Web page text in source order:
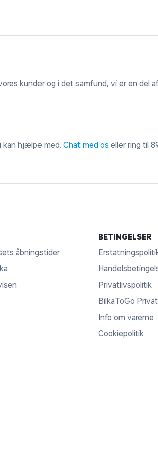
kunder og i det samfund, vi er en del
kan hjælpe med. Chat med os eller ring til
åbningstider
BETINGELSER
Privatlivspolitik
BilkaToGo
Info om varerne
Cookiepolitik